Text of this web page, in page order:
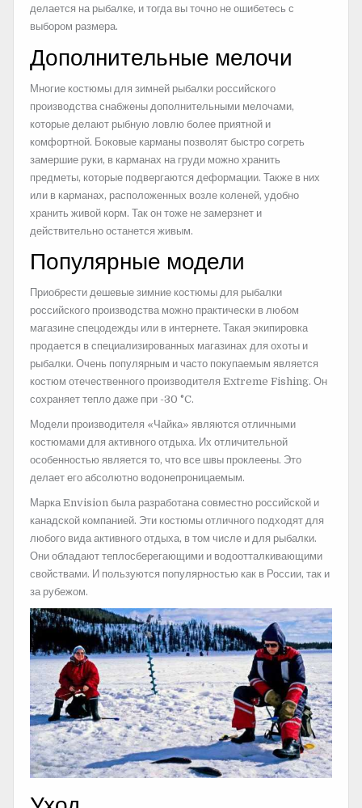
делается на рыбалке, и тогда вы точно не ошибетесь с
выбором размера.
Дополнительные мелочи
Многие костюмы для зимней рыбалки российского
производства снабжены дополнительными мелочами,
которые делают рыбную ловлю более приятной и
комфортной. Боковые карманы позволят быстро согреть
замершие руки, в карманах на груди можно хранить
предметы, которые подвергаются деформации. Также в них
или в карманах, расположенных возле коленей, удобно
хранить живой корм. Так он тоже не замерзнет и
действительно останется живым.
Популярные модели
Приобрести дешевые зимние костюмы для рыбалки
российского производства можно практически в любом
магазине спецодежды или в интернете. Такая экипировка
продается в специализированных магазинах для охоты и
рыбалки. Очень популярным и часто покупаемым является
костюм отечественного производителя Extreme Fishing. Он
сохраняет тепло даже при -30 °C.
Модели производителя «Чайка» являются отличными
костюмами для активного отдыха. Их отличительной
особенностью является то, что все швы проклеены. Это
делает его абсолютно водонепроницаемым.
Марка Envision была разработана совместно российской и
канадской компанией. Эти костюмы отличного подходят для
любого вида активного отдыха, в том числе и для рыбалки.
Они обладают теплосберегающими и водоотталкивающими
свойствами. И пользуются популярностью как в России, так и
за рубежом.